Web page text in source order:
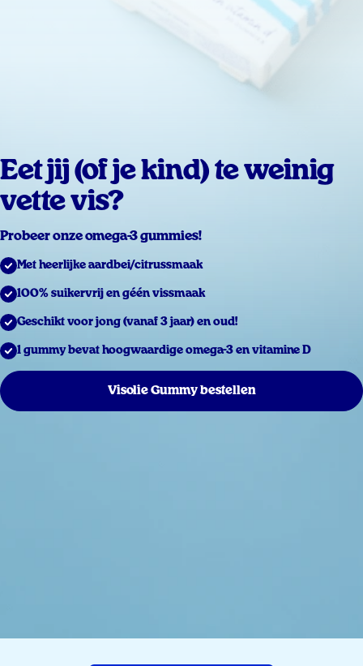
Eet jij (of je kind) te weinig
vette vis?
Probeer onze omega-3 gummies!
Met heerlijke aardbei/citrussmaak
100% suikervrij en géén vissmaak
Geschikt voor jong (vanaf 3 jaar) en oud!
1 gummy bevat hoogwaardige omega-3 en vitamine D
Visolie Gummy bestellen